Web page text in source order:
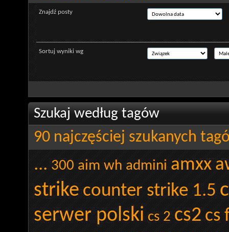
Znajdź posty
Sortuj wyniki wg
Szukaj według tagów
90 najczęściej szukanych
... 300 aim wh admini amxx
strikecounter strike 1.5
serwer polski cs 2 cs2cs